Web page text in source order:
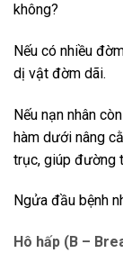
không?
Nếu có nhiều
dị vật đờm dãi.
Nếu nạn nhân
hàm dưới nâng
trục, giúp đường
Ngửa đầu bệnh
Hô hấp (B –